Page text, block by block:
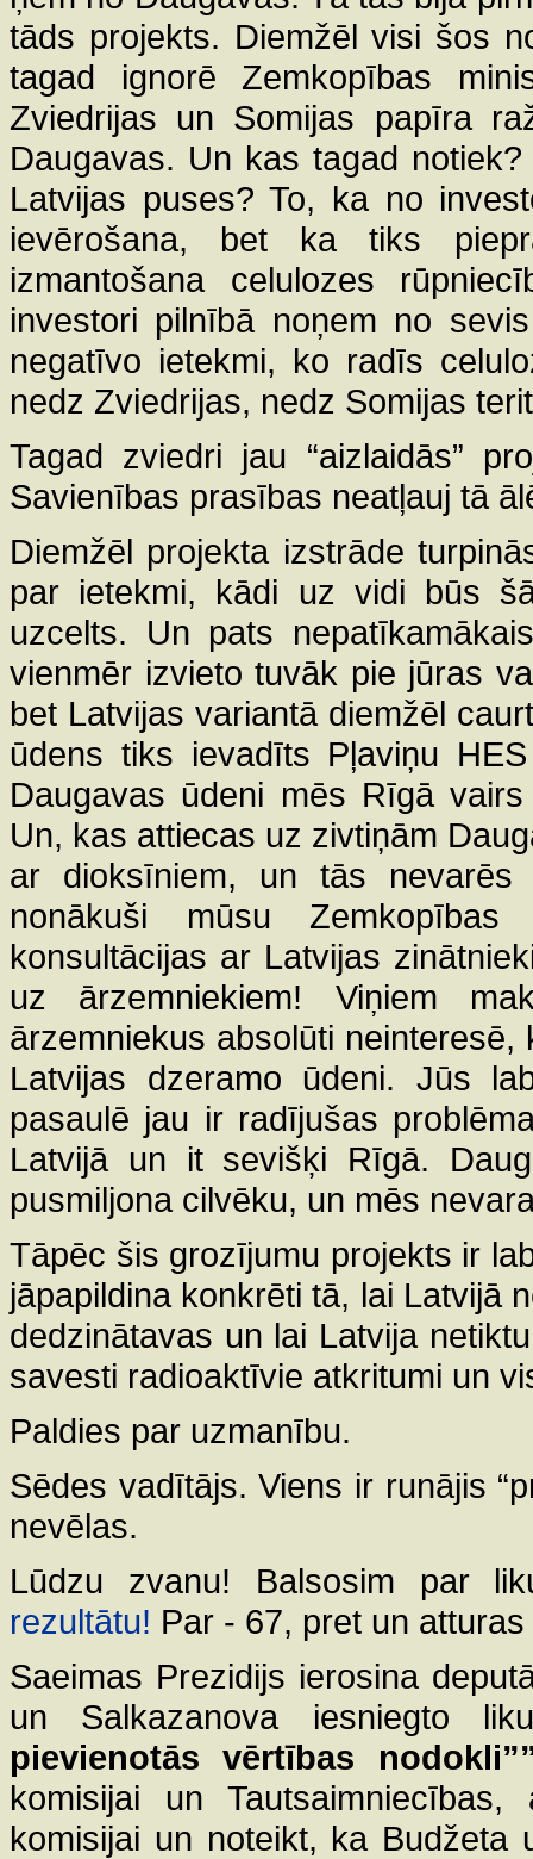
tāds projekts. Diemžēl visi šos
tagad ignorē Zemkopības
Zviedrijas un Somijas papīra
Daugavas. Un kas tagad
Latvijas puses? To, ka no
ievērošana, bet ka tiks
izmantošana celulozes
investori pilnībā noņem no
negatīvo ietekmi, ko radīs
nedz Zviedrijas, nedz Somijas
Tagad zviedri jau “aizlaidās”
Savienības prasības neatļauj tā
Diemžēl projekta izstrāde
par ietekmi, kādi uz vidi būs
uzcelts. Un pats
vienmēr izvieto tuvāk pie jūras
bet Latvijas variantā diemžēl
ūdens tiks ievadīts Pļaviņu
Daugavas ūdeni mēs Rīgā
Un, kas attiecas uz zivtiņām
ar dioksīniem, un tās
nonākuši mūsu
konsultācijas ar Latvijas
uz ārzemniekiem! Viņiem
ārzemniekus absolūti
Latvijas dzeramo ūdeni. Jūs
pasaulē jau ir radījušas
Latvijā un it sevišķi Rīgā.
pusmiljona cilvēku, un mēs
Tāpēc šis grozījumu projekts ir
jāpapildina konkrēti tā, lai Latvijā
dedzinātavas un lai Latvija
savesti radioaktīvie atkritumi un
Paldies par uzmanību.
Sēdes vadītājs. Viens ir runājis
nevēlas.
Lūdzu zvanu! Balsosim par
rezultātu! Par - 67, pret un
Saeimas Prezidijs ierosina
un Salkazanova iesniegto
pievienotās vērtības
komisijai un
komisijai un noteikt, ka Budžeta